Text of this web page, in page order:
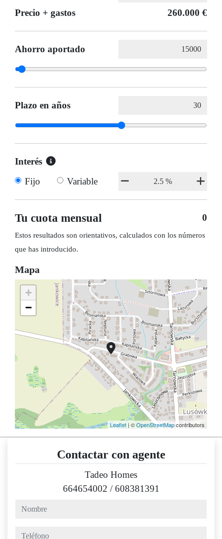
Precio + gastos 260.000 €
Ahorro aportado
Plazo en años
Interés
Fijo
Variable
Tu cuota mensual 0
Estos resultados son orientativos, calculados con los números
que has introducido.
Mapa
+
−
Leaflet| ©OpenStreetMapcontributors
Contactar con agente
Tadeo Homes
664654002 /608381391
nombre
teléfono